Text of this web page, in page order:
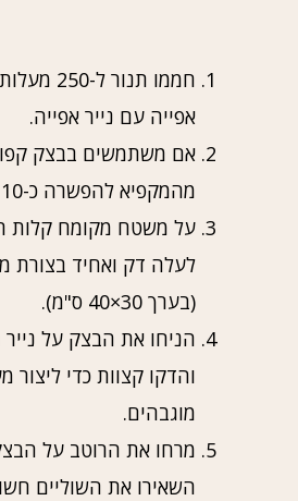
חממו תנור
אפייה עם נייר אפייה.
אם משתמשים בבצק
מהמקפיא להפשרה כ-10 דקות לפני.
על משטח מקומח קלות
לעלה דק ואחיד בצורת
(בערך 30×40 ס"מ).
הניחו את הבצק על
והדקו קצוות כדי ליצור
מוגבהים.
מרחו את הרוטב על
השאירו את השוליים